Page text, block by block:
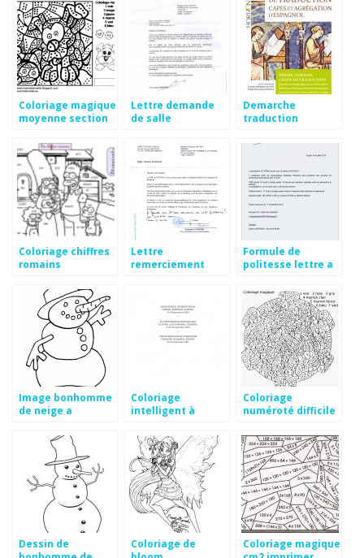
Coloriage magique
moyenne section
Lettre demande
de salle
Demarche
traduction
Coloriage chiffres
romains
Lettre
remerciement
Formule de
politesse lettre a
Image bonhomme
de neige a
Coloriage
intelligent à
Coloriage
numéroté difficile
Dessin de
Coloriage de
Coloriage magique